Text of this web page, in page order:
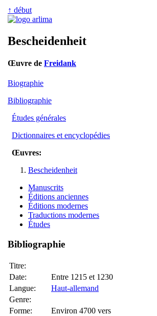
↑ début
Bescheidenheit
Œuvre de Freidank
Biographie
Bibliographie
Études générales
Dictionnaires et encyclopédies
Œuvres:
Bescheidenheit
Manuscrits
Éditions anciennes
Éditions modernes
Traductions modernes
Études
Bibliographie
Titre:
Date:
Entre 1215 et 1230
Langue:
Haut-allemand
Genre:
Forme:
Environ 4700 vers